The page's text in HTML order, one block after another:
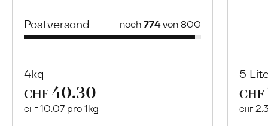
Postversand noch774von 800
4kg
CHF 40.30
CHF 10.07 pro 1kg
Paco
5
CHF
CHF